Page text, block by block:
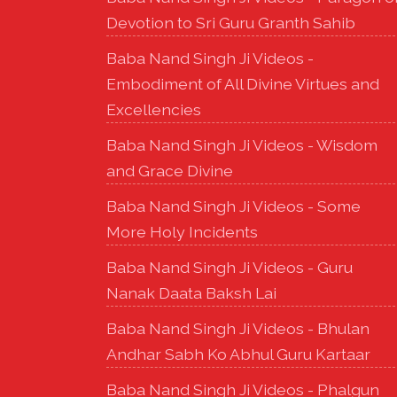
Devotion to Sri Guru Granth Sahib
Baba Nand Singh Ji Videos -
Embodiment of All Divine Virtues and
Excellencies
Baba Nand Singh Ji Videos - Wisdom
and Grace Divine
Baba Nand Singh Ji Videos - Some
More Holy Incidents
Baba Nand Singh Ji Videos - Guru
Nanak Daata Baksh Lai
Baba Nand Singh Ji Videos - Bhulan
Andhar Sabh Ko Abhul Guru Kartaar
Baba Nand Singh Ji Videos - Phalgun